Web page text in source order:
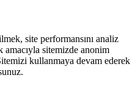
site performansını analiz
amacıyla sitemizde anonim
kullanmaya devam ederek